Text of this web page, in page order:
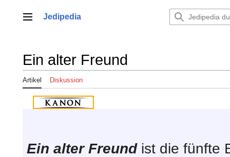
springenHauptmenü
Jedipedia
Ein alter Freund
Artikel Diskussion
Ein alter Freundist die fünfte